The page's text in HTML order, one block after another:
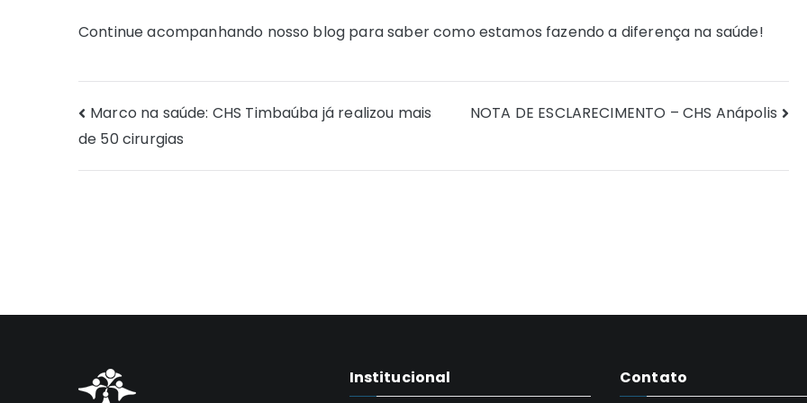
Continue acompanhando nosso blog para saber como estamos fazendo a diferença na saúde!
Navegação
de
Marco na saúde: CHS Timbaúba já realizou mais
de 50 cirurgias
NOTA DE ESCLARECIMENTO – CHS Anápolis
Institucional Contato